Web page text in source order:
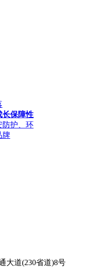
长保障性
防护、环
牌
大道(230省道)8号